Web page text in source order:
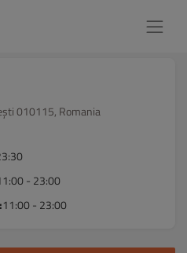
010115, Romania
- 23:00
11:00 - 23:00